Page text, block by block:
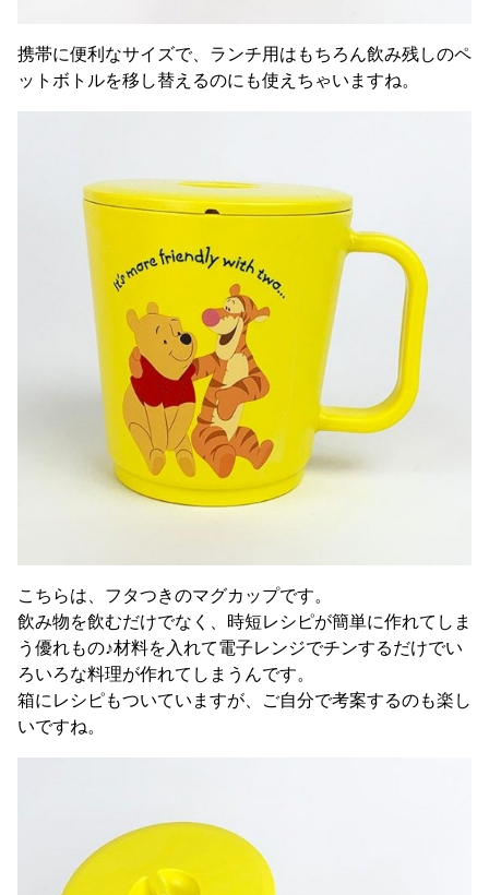
携帯に便利なサイズで、ランチ用はもちろん飲み残しのペ
ットボトルを移し替えるのにも使えちゃいますね。
こちらは、フタつきのマグカップです。
飲み物を飲むだけでなく、時短レシピが簡単に作れてしま
う優れもの♪材料を入れて電子レンジでチンするだけでい
ろいろな料理が作れてしまうんです。
箱にレシピもついていますが、ご自分で考案するのも楽し
いですね。